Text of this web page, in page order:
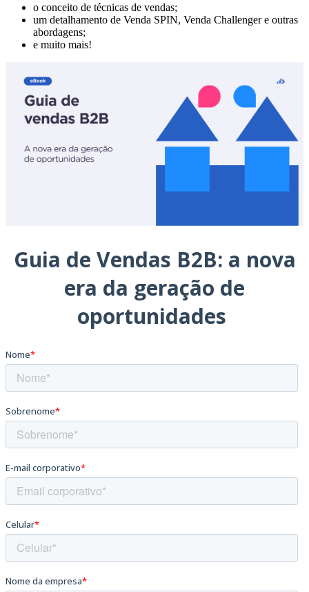
o conceito de técnicas de vendas;
um detalhamento de Venda SPIN, Venda Challenger e outras
abordagens;
e muito mais!